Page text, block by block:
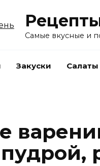
Самые вкусные и
Закуски Салаты